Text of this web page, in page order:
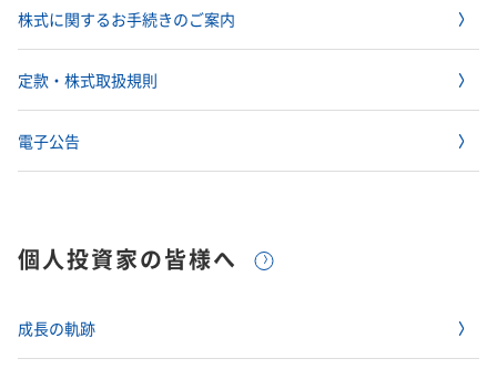
株式に関するお手続きのご案内
定款・株式取扱規則
電子公告
個人投資家の皆様へ
成長の軌跡